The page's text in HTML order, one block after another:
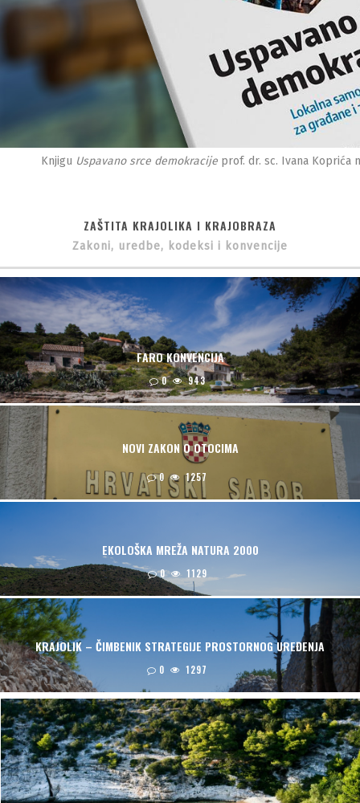
Knjigu Uspavano srce demokracije prof. dr. sc. Ivana Koprića
ZAŠTITA KRAJOLIKA I KRAJOBRAZA
Zakoni, uredbe, kodeksi i konvencije
FARO KONVENCIJA
0 943
NOVI ZAKON O OTOCIMA
0 1257
EKOLOŠKA MREŽA NATURA 2000
0 1129
KRAJOLIK – ČIMBENIK STRATEGIJE PROSTORNOG UREĐENJA
0 1297